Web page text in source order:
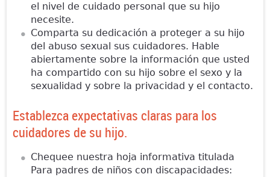
el nivel de cuidado personal que su hijo
necesite.
Comparta su dedicación a proteger a su hijo
del abuso sexual sus cuidadores. Hable
abiertamente sobre la información que usted
ha compartido con su hijo sobre el sexo y la
sexualidad y sobre la privacidad y el contacto.
Establezca expectativas claras para los
cuidadores de su hijo.
Chequee nuestra hoja informativa titulada
Para padres de niños con discapacidades: